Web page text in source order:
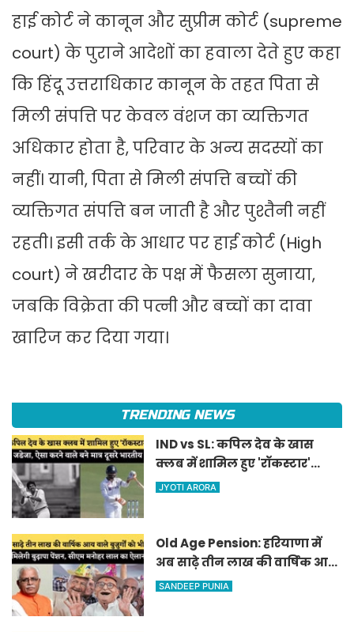
हाई कोर्ट ने कानून और सुप्रीम कोर्ट (supreme
court) के पुराने आदेशों का हवाला देते हुए कहा
कि हिंदू उत्तराधिकार कानून के तहत पिता से
मिली संपत्ति पर केवल वंशज का व्यक्तिगत
अधिकार होता है, परिवार के अन्य सदस्यों का
नहीं। यानी, पिता से मिली संपत्ति बच्चों की
व्यक्तिगत संपत्ति बन जाती है और पुश्तैनी नहीं
रहती। इसी तर्क के आधार पर हाई कोर्ट (High
court) ने खरीदार के पक्ष में फैसला सुनाया,
जबकि विक्रेता की पत्नी और बच्चों का दावा
खारिज कर दिया गया।
TRENDING NEWS
IND vs SL: कपिल देव के खास
क्लब में शामिल हुए 'रॉकस्टार'
जडेजा, ऐसा करने वाले बने मात्र
JYOTI ARORA
Old Age Pension: हरियाणा में
अब साढ़े तीन लाख की वार्षिक आय
वाले बुजुर्गों को भी मिलेगी बुढ़ापा
SANDEEP PUNIA